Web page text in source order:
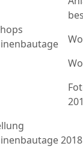
2018